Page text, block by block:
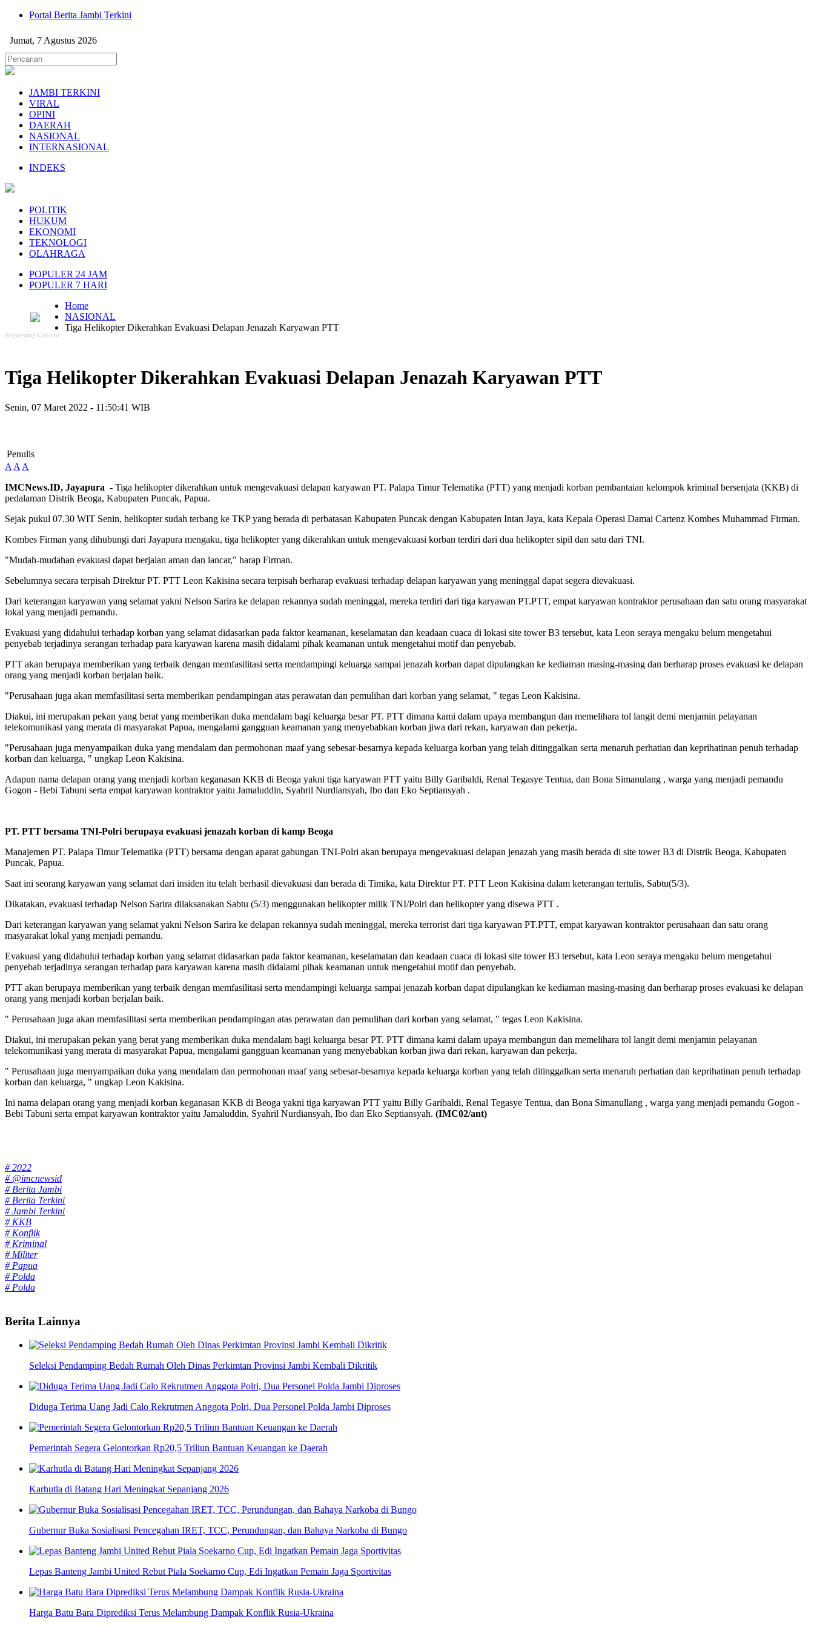
Portal Berita Jambi Terkini
Jumat, 7 Agustus 2026
JAMBI TERKINI
VIRAL
OPINI
DAERAH
NASIONAL
INTERNASIONAL
INDEKS
POLITIK
HUKUM
EKONOMI
TEKNOLOGI
OLAHRAGA
POPULER 24 JAM
POPULER 7 HARI
Requesting Content...
Home
NASIONAL
Tiga Helikopter Dikerahkan Evakuasi Delapan Jenazah Karyawan PTT
Tiga Helikopter Dikerahkan Evakuasi Delapan Jenazah Karyawan PTT
Senin, 07 Maret 2022 - 11:50:41 WIB
Penulis
A A A
IMCNews.ID, Jayapura - Tiga helikopter dikerahkan untuk mengevakuasi delapan karyawan PT. Palapa Timur Telematika (PTT) yang menjadi korban pembantaian kelompok kriminal bersenjata (KKB) di
pedalaman Distrik Beoga, Kabupaten Puncak, Papua.
Sejak pukul 07.30 WIT Senin, helikopter sudah terbang ke TKP yang berada di perbatasan Kabupaten Puncak dengan Kabupaten Intan Jaya, kata Kepala Operasi Damai Cartenz Kombes Muhammad Firman.
Kombes Firman yang dihubungi dari Jayapura mengaku, tiga helikopter yang dikerahkan untuk mengevakuasi korban terdiri dari dua helikopter sipil dan satu dari TNI.
"Mudah-mudahan evakuasi dapat berjalan aman dan lancar," harap Firman.
Sebelumnya secara terpisah Direktur PT. PTT Leon Kakisina secara terpisah berharap evakuasi terhadap delapan karyawan yang meninggal dapat segera dievakuasi.
Dari keterangan karyawan yang selamat yakni Nelson Sarira ke delapan rekannya sudah meninggal, mereka terdiri dari tiga karyawan PT.PTT, empat karyawan kontraktor perusahaan dan satu orang masyarakat
lokal yang menjadi pemandu.
Evakuasi yang didahului terhadap korban yang selamat didasarkan pada faktor keamanan, keselamatan dan keadaan cuaca di lokasi site tower B3 tersebut, kata Leon seraya mengaku belum mengetahui
penyebab terjadinya serangan terhadap para karyawan karena masih didalami pihak keamanan untuk mengetahui motif dan penyebab.
PTT akan berupaya memberikan yang terbaik dengan memfasilitasi serta mendampingi keluarga sampai jenazah korban dapat dipulangkan ke kediaman masing-masing dan berharap proses evakuasi ke delapan
orang yang menjadi korban berjalan baik.
"Perusahaan juga akan memfasilitasi serta memberikan pendampingan atas perawatan dan pemulihan dari korban yang selamat, " tegas Leon Kakisina.
Diakui, ini merupakan pekan yang berat yang memberikan duka mendalam bagi keluarga besar PT. PTT dimana kami dalam upaya membangun dan memelihara tol langit demi menjamin pelayanan
telekomunikasi yang merata di masyarakat Papua, mengalami gangguan keamanan yang menyebabkan korban jiwa dari rekan, karyawan dan pekerja.
"Perusahaan juga menyampaikan duka yang mendalam dan permohonan maaf yang sebesar-besarnya kepada keluarga korban yang telah ditinggalkan serta menaruh perhatian dan keprihatinan penuh terhadap
korban dan keluarga, " ungkap Leon Kakisina.
Adapun nama delapan orang yang menjadi korban keganasan KKB di Beoga yakni tiga karyawan PTT yaitu Billy Garibaldi, Renal Tegasye Tentua, dan Bona Simanulang , warga yang menjadi pemandu
Gogon - Bebi Tabuni serta empat karyawan kontraktor yaitu Jamaluddin, Syahril Nurdiansyah, Ibo dan Eko Septiansyah .
PT. PTT bersama TNI-Polri berupaya evakuasi jenazah korban di kamp Beoga
Manajemen PT. Palapa Timur Telematika (PTT) bersama dengan aparat gabungan TNI-Polri akan berupaya mengevakuasi delapan jenazah yang masih berada di site tower B3 di Distrik Beoga, Kabupaten
Puncak, Papua.
Saat ini seorang karyawan yang selamat dari insiden itu telah berhasil dievakuasi dan berada di Timika, kata Direktur PT. PTT Leon Kakisina dalam keterangan tertulis, Sabtu(5/3).
Dikatakan, evakuasi terhadap Nelson Sarira dilaksanakan Sabtu (5/3) menggunakan helikopter milik TNI/Polri dan helikopter yang disewa PTT .
Dari keterangan karyawan yang selamat yakni Nelson Sarira ke delapan rekannya sudah meninggal, mereka terrorist dari tiga karyawan PT.PTT, empat karyawan kontraktor perusahaan dan satu orang
masyarakat lokal yang menjadi pemandu.
Evakuasi yang didahului terhadap korban yang selamat didasarkan pada faktor keamanan, keselamatan dan keadaan cuaca di lokasi site tower B3 tersebut, kata Leon seraya mengaku belum mengetahui
penyebab terjadinya serangan terhadap para karyawan karena masih didalami pihak keamanan untuk mengetahui motif dan penyebab.
PTT akan berupaya memberikan yang terbaik dengan memfasilitasi serta mendampingi keluarga sampai jenazah korban dapat dipulangkan ke kediaman masing-masing dan berharap proses evakuasi ke delapan
orang yang menjadi korban berjalan baik.
" Perusahaan juga akan memfasilitasi serta memberikan pendampingan atas perawatan dan pemulihan dari korban yang selamat, " tegas Leon Kakisina.
Diakui, ini merupakan pekan yang berat yang memberikan duka mendalam bagi keluarga besar PT. PTT dimana kami dalam upaya membangun dan memelihara tol langit demi menjamin pelayanan
telekomunikasi yang merata di masyarakat Papua, mengalami gangguan keamanan yang menyebabkan korban jiwa dari rekan, karyawan dan pekerja.
" Perusahaan juga menyampaikan duka yang mendalam dan permohonan maaf yang sebesar-besarnya kepada keluarga korban yang telah ditinggalkan serta menaruh perhatian dan keprihatinan penuh terhadap
korban dan keluarga, " ungkap Leon Kakisina.
Ini nama delapan orang yang menjadi korban keganasan KKB di Beoga yakni tiga karyawan PTT yaitu Billy Garibaldi, Renal Tegasye Tentua, dan Bona Simanullang , warga yang menjadi pemandu Gogon -
Bebi Tabuni serta empat karyawan kontraktor yaitu Jamaluddin, Syahril Nurdiansyah, Ibo dan Eko Septiansyah. (IMC02/ant)
# 2022
# @imcnewsid
# Berita Jambi
# Berita Terkini
# Jambi Terkini
# KKB
# Konflik
# Kriminal
# Militer
# Papua
# Polda
# Polda
Berita Lainnya
Seleksi Pendamping Bedah Rumah Oleh Dinas Perkimtan Provinsi Jambi Kembali Dikritik
Diduga Terima Uang Jadi Calo Rekrutmen Anggota Polri, Dua Personel Polda Jambi Diproses
Pemerintah Segera Gelontorkan Rp20,5 Triliun Bantuan Keuangan ke Daerah
Karhutla di Batang Hari Meningkat Sepanjang 2026
Gubernur Buka Sosialisasi Pencegahan IRET, TCC, Perundungan, dan Bahaya Narkoba di Bungo
Lepas Banteng Jambi United Rebut Piala Soekarno Cup, Edi Ingatkan Pemain Jaga Sportivitas
Harga Batu Bara Diprediksi Terus Melambung Dampak Konflik Rusia-Ukraina